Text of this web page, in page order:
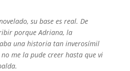
su base es real. De
porque Adriana, la
una historia tan inverosímil
me la pude creer hasta que vi